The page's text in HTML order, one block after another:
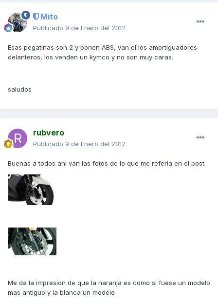
Mito
Publicado 9 de Enero del 2012
Esas pegatinas son 2 y ponen ABS, van el los amortiguadores
delanteros, los venden un kymco y no son muy caras.
saludos
rubvero
Publicado 9 de Enero del 2012
Buenas a todos ahi van las fotos de lo que me referia en el post
Me da la impresion de que la naranja es como si fuese un modelo
mas antiguo y la blanca un modelo